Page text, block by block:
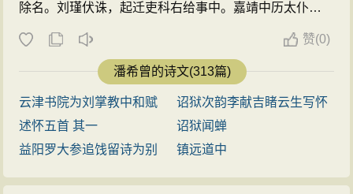
除名。刘瑾伏诛，起迁吏科右给事中。嘉靖中历太仆
卿，伏阙争大礼。以右佥都御史巡抚南赣，迁工部右侍
郎总理河道，筑长堤四十余里，期年而成。历兵部左右
侍郎。嘉靖十一年（1532）五月初四日卒于官，年五十
七。赠兵部尚书。有《竹简集》及《奏议》传世。 ...
赞(0)
潘希曾的诗文(313篇)
云津书院为刘掌教中和赋
诏狱次韵李献吉睹云生写怀
述怀五首 其一
诏狱闻蝉
益阳罗大参追饯留诗为别
镇远道中